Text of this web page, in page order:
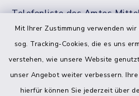
Mit Ihrer Zustimmung verwenden
sog. Tracking-Cookies, die es uns
verstehen, wie unsere Website
unser Angebot weiter verbessern.
hierfür können Sie jederzeit über
Telefonliste des Amtes